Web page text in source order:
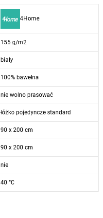
4Home
155 g/m2
biały
100% bawełna
nie wolno prasować
łóżko pojedyncze standard
90 x 200 cm
90 x 200 cm
nie
40 °C